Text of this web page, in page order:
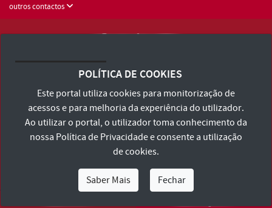
outros contactos
Consulte os Termos e Condições e Política de Privacidade
Declaração de Acessibilidade
POLÍTICA DE COOKIES
Este portal utiliza cookies para monitorização de
acessos e para melhoria da experiência do utilizador.
Ao utilizar o portal, o utilizador toma conhecimento da
nossa Política de Privacidadee consente a utilização
de cookies.
Saber Mais Fechar